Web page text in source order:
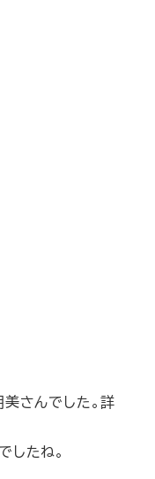
さんでした。詳
たね。